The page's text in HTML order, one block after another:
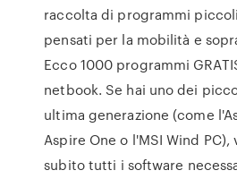
raccolta di programmi
pensati per la mobilità e
Ecco 1000 programmi
netbook. Se hai uno dei
ultima generazione (come
Aspire One o l'MSI Wind
subito tutti i software